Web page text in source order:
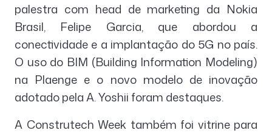
palestra com head de marketing da Nokia
Brasil, Felipe Garcia, que abordou a
conectividade e a implantação do 5G no país.
O uso do BIM (Building Information Modeling)
na Plaenge e o novo modelo de inovação
adotado pela A. Yoshii foram destaques.
A Construtech Week também foi vitrine para